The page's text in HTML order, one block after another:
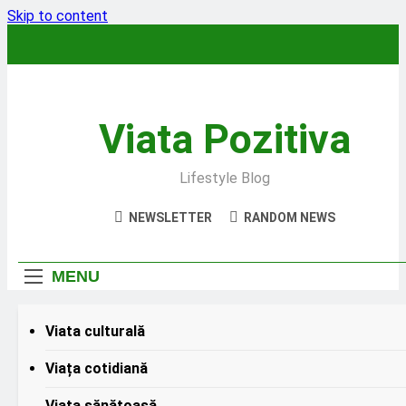
Skip to content
Viata Pozitiva
Lifestyle Blog
NEWSLETTER RANDOM NEWS
MENU
Viata culturală
Viața cotidiană
HEADLINES